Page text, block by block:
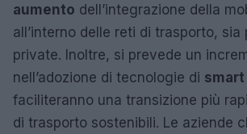
aumento dell’integrazione della
all’interno delle reti di trasporto, sia
private. Inoltre, si prevede un
nell’adozione di tecnologie di
faciliteranno una transizione più
di trasporto sostenibili. Le aziende